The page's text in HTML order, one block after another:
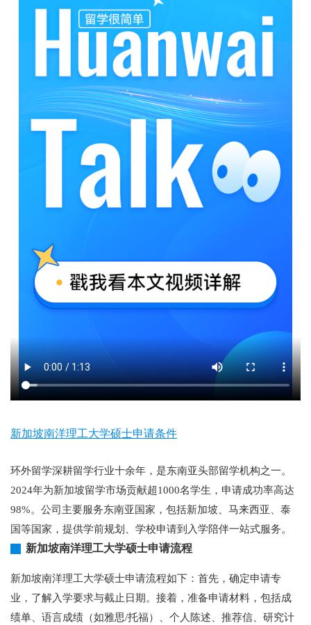
新加坡南洋理工大学硕士申请条件
环外留学深耕留学行业十余年，是东南亚头部留学机构之一。
2024年为新加坡留学市场贡献超1000名学生，申请成功率高达
98%。公司主要服务东南亚国家，包括新加坡、马来西亚、泰
国等国家，提供学前规划、学校申请到入学陪伴一站式服务。
新加坡南洋理工大学硕士申请流程
新加坡南洋理工大学硕士申请流程如下：首先，确定申请专
业，了解入学要求与截止日期。接着，准备申请材料，包括成
绩单、语言成绩（如雅思/托福）、个人陈述、推荐信、研究计